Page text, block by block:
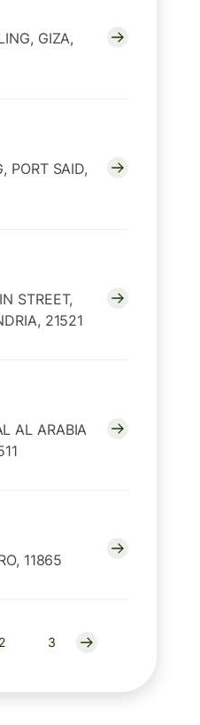
GIZA,
PORT SAID,
STREET,
21521
AL ARABIA
11865
2 3